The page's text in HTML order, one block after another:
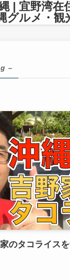
| 宜野湾在
グルメ・観
–
のタコライス